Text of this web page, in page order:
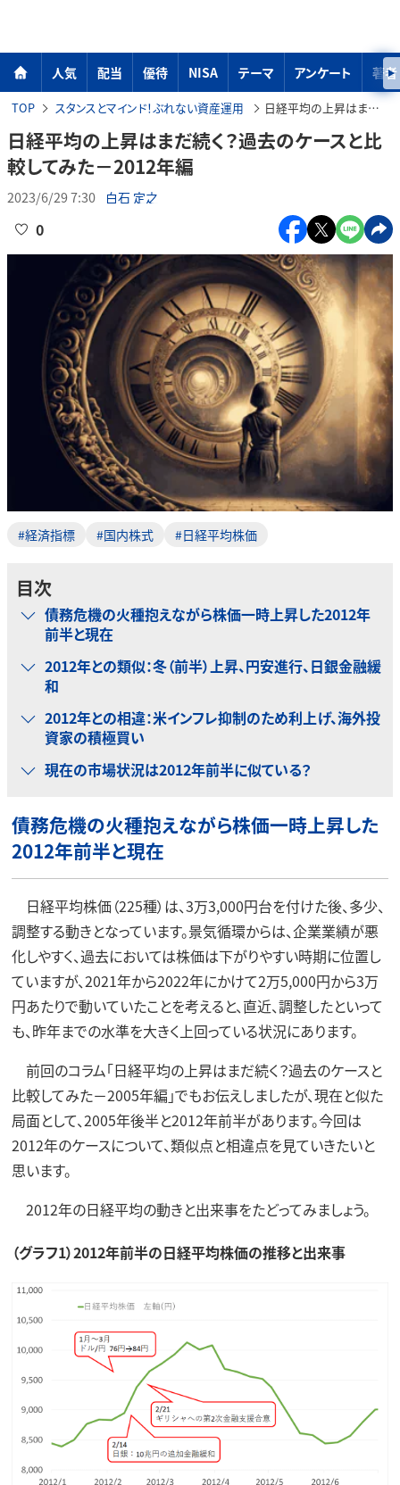
人気 配当 優待 NISA テーマ アンケート 著者
TOP スタンスとマインド！ぶれない資産運用 日経平均の上昇はまだ続く？過去のケースと比較してみた－2012年編
日経平均の上昇はまだ続く？過去のケースと比
較してみた－2012年編
2023/6/29 7:30 白石 定之
0
#経済指標 #国内株式 #日経平均株価
目次
債務危機の火種抱えながら株価一時上昇した2012年
前半と現在
2012年との類似：冬（前半）上昇、円安進行、日銀金融緩
和
2012年との相違：米インフレ抑制のため利上げ、海外投
資家の積極買い
現在の市場状況は2012年前半に似ている？
債務危機の火種抱えながら株価一時上昇した
2012年前半と現在
日経平均株価（225種）は、3万3,000円台を付けた後、多少、
調整する動きとなっています。景気循環からは、企業業績が悪
化しやすく、過去においては株価は下がりやすい時期に位置し
ていますが、2021年から2022年にかけて2万5,000円から3万
円あたりで動いていたことを考えると、直近、調整したといって
も、昨年までの水準を大きく上回っている状況にあります。
前回のコラム「日経平均の上昇はまだ続く？過去のケースと
比較してみた－2005年編」でもお伝えしましたが、現在と似た
局面として、2005年後半と2012年前半があります。今回は
2012年のケースについて、類似点と相違点を見ていきたいと
思います。
2012年の日経平均の動きと出来事をたどってみましょう。
（グラフ1）2012年前半の日経平均株価の推移と出来事